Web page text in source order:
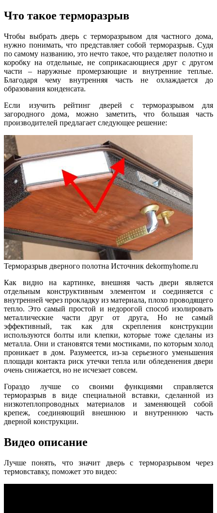
Что такое терморазрыв
Чтобы выбрать дверь с терморазрывом для частного дома,
нужно понимать, что представляет собой терморазрыв. Судя
по самому названию, это нечто такое, что разделяет полотно и
коробку на отдельные, не соприкасающиеся друг с другом
части – наружные промерзающие и внутренние теплые.
Благодаря чему внутренняя часть не охлаждается до
образования конденсата.
Если изучить рейтинг дверей с терморазрывом для
загородного дома, можно заметить, что большая часть
производителей предлагает следующее решение:
Терморазрыв дверного полотна Источник dekormyhome.ru
Как видно на картинке, внешняя часть двери является
отдельным конструктивным элементом и соединяется с
внутренней через прокладку из материала, плохо проводящего
тепло. Это самый простой и недорогой способ изолировать
металлические части друг от друга, Но не самый
эффективный, так как для скрепления конструкции
используются болты или клепки, которые тоже сделаны из
металла. Они и становятся теми мостиками, по которым холод
проникает в дом. Разумеется, из-за серьезного уменьшения
площади контакта риск утечки тепла или обледенения двери
очень снижается, но не исчезает совсем.
Гораздо лучше со своими функциями справляется
терморазрыв в виде специальной вставки, сделанной из
низкотеплопроводных материалов и заменяющей собой
крепеж, соединяющий внешнюю и внутреннюю часть
дверной конструкции.
Видео описание
Лучше понять, что значит дверь с терморазрывом через
термовставку, поможет это видео: